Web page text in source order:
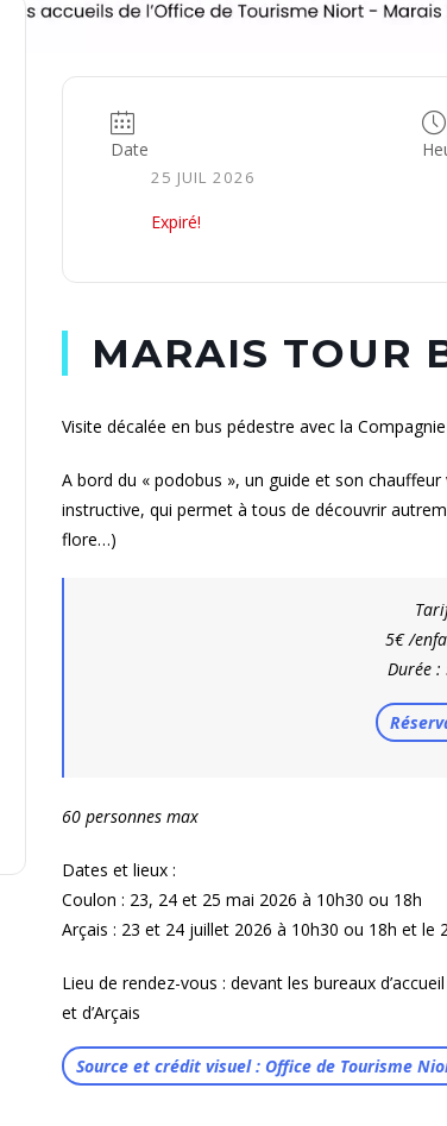
Date
25 JUIL 2026
Expiré!
MARAIS TOUR
Visite décalée en bus pédestre avec la
A bord du « podobus », un guide et son
instructive, qui permet à tous de découvrir
flore…)
5€ /
Durée
60 personnes max
Dates et lieux :
Coulon : 23, 24 et 25 mai 2026 à 10h30 ou 18h
Arçais : 23 et 24 juillet 2026 à 10h30 ou 18h et le
Lieu de rendez-vous : devant les bureaux
et d’Arçais
Source et crédit visuel : Office de Tourisme